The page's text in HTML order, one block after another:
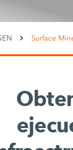
Surface